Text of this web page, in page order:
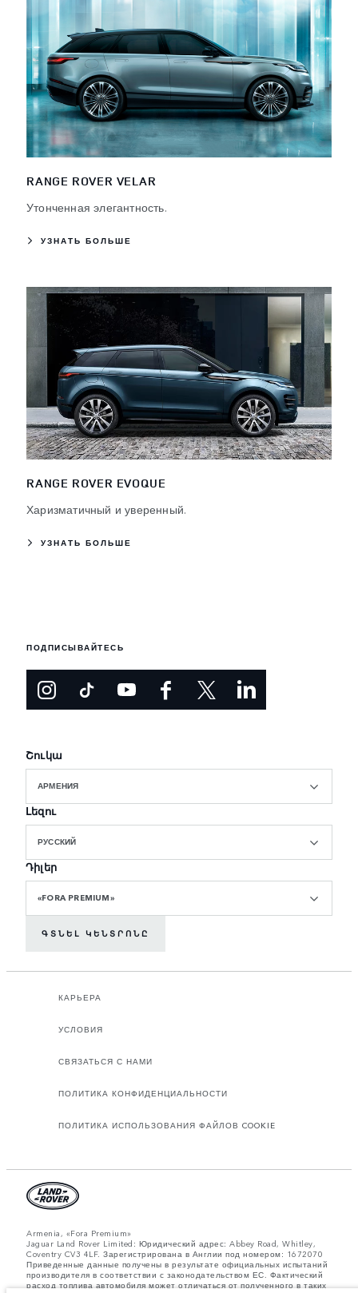
RANGE ROVER VELAR
Утонченная элегантность.
УЗНАТЬ БОЛЬШЕ
RANGE ROVER EVOQUE
Харизматичный и уверенный.
УЗНАТЬ БОЛЬШЕ
ПОДПИСЫВАЙТЕСЬ
Շուկա
АРМЕНИЯ
Լեզու
РУССКИЙ
Դիլեր
«FORA PREMIUM»
ԳՏՆԵԼ ԿԵՆՏՐՈՆԸ
КАРЬЕРА
УСЛОВИЯ
СВЯЗАТЬСЯ С НАМИ
ПОЛИТИКА КОНФИДЕНЦИАЛЬНОСТИ
ПОЛИТИКА ИСПОЛЬЗОВАНИЯ ФАЙЛОВ COOKIE
Armenia, «Fora Premium»
Jaguar Land Rover Limited: Юридический адрес: Abbey Road, Whitley,
Coventry CV3 4LF. Зарегистрирована в Англии под номером: 1672070
Приведенные данные получены в результате официальных испытаний
производителя в соответствии с законодательством ЕС. Фактический
расход топлива автомобиля может отличаться от полученного в таких